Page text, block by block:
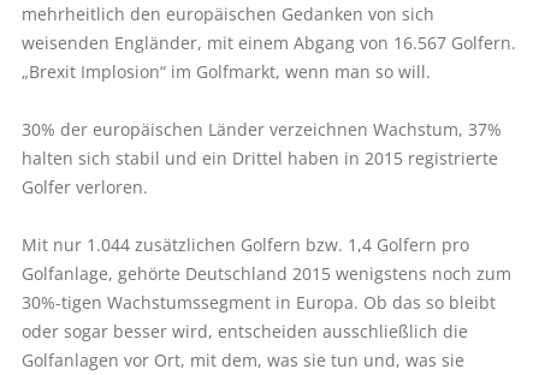
mehrheitlich den europäischen Gedanken von sich
weisenden Engländer, mit einem Abgang von 16.567 Golfern.
„Brexit Implosion“ im Golfmarkt, wenn man so will.
30% der europäischen Länder verzeichnen Wachstum, 37%
halten sich stabil und ein Drittel haben in 2015 registrierte
Golfer verloren.
Mit nur 1.044 zusätzlichen Golfern bzw. 1,4 Golfern pro
Golfanlage, gehörte Deutschland 2015 wenigstens noch zum
30%-tigen Wachstumssegment in Europa. Ob das so bleibt
oder sogar besser wird, entscheiden ausschließlich die
Golfanlagen vor Ort, mit dem, was sie tun und, was sie